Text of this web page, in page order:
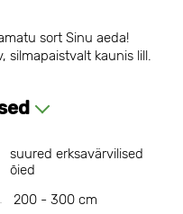
sort Sinu aeda!
silmapaistvalt kaunis lill.
suured erksavärvilised
õied
200 - 300 cm